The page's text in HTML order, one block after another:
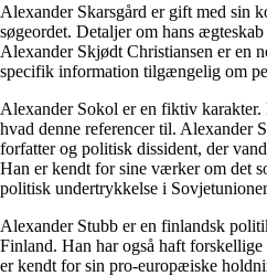
Alexander Skarsgård er gift med sin
søgeordet. Detaljer om hans
Alexander Skjødt Christiansen er en
specifik information tilgængelig om
Alexander Sokol er en fiktiv
hvad denne referencer til. Alexander
forfatter og politisk dissident, der
Han er kendt for sine værker om det
politisk undertrykkelse i
Alexander Stubb er en finlandsk
Finland. Han har også haft
er kendt for sin pro-europæiske